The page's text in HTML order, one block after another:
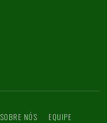
SOBRE NÓS
EQUIPE